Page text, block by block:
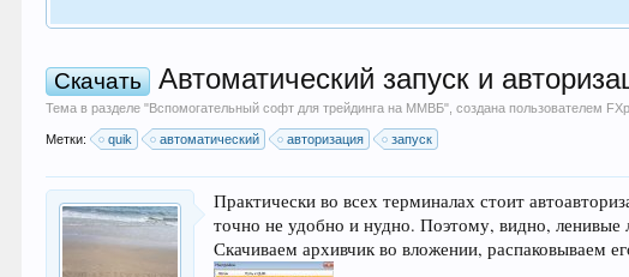
Скачать Автоматический запуск и
Тема в разделе "Вспомогательный софт для трейдинга на ММВБ", создана пользователем
Метки: quik автоматический авторизация запуск
Практически во всех терминалах стоит
точно не удобно и нудно. Поэтому, видно,
Скачиваем архивчик во вложении, распаковываем